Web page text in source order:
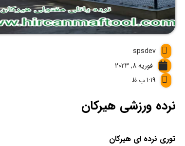
spsdev
فوریه 8, 2023
1:19 ب.ظ
نرده ورزشی هیرکان
توری نرده ای هیرکان